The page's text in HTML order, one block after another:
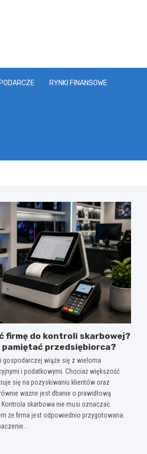
RYNKI FINANSOWE
firmę do kontroli skarbowej?
pamiętać przedsiębiorca?
gospodarczej wiąże się z wieloma
i podatkowymi. Chociaż większość
się na pozyskiwaniu klientów oraz
ważne jest dbanie o prawidłową
skarbowa nie musi oznaczać
że firma jest odpowiednio przygotowana.